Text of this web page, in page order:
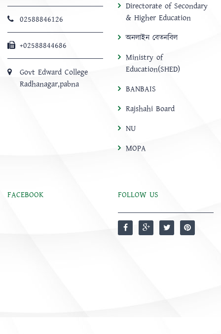
02588846126
+02588844686
Govt Edward College
Radhanagar,pabna
Directorate of Secondary
& Higher Education
অনলাইন বেতনবিল
Ministry of
Education(SHED)
BANBAIS
Rajshahi Board
NU
MOPA
FACEBOOK FOLLOW US